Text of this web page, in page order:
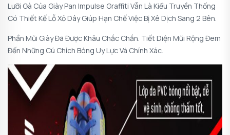
Lưỡi Gà Của Giày Pan Impulse Graffiti Vẫn Là Kiểu Truyền Thống
Có Thiết Kế Lỗ Xỏ Dây Giúp Hạn Chế Việc Bị Xê Dịch Sang 2 Bên.
Phần Mũi Giày Đã Được Khâu Chắc Chắn. Tiết Diện Mũi Rộng Đem
Đến Những Cú Chích Bóng Uy Lực Và Chính Xác.